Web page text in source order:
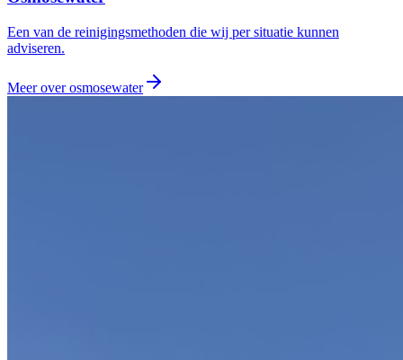
Een van de reinigingsmethoden die wij per situatie kunnen
adviseren.
Meer overosmosewater